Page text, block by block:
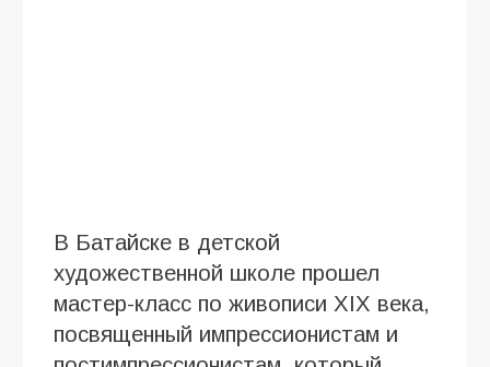
В Батайске в детской
художественной школе прошел
мастер-класс по живописи XIX века,
посвященный импрессионистам и